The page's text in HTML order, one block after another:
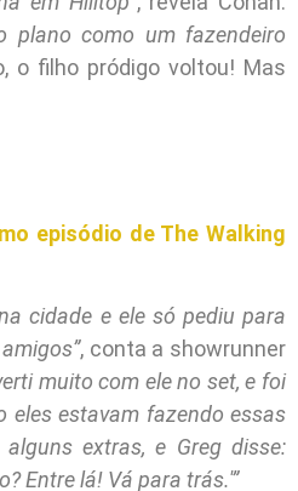
plano como um fazendeiro
o filho pródigo voltou! Mas
episódio de The Walking
cidade e ele só pediu para
, conta a showrunner
muito com ele no set, e foi
eles estavam fazendo essas
extras, e Greg disse:
Entre lá! Vá para trás.'”